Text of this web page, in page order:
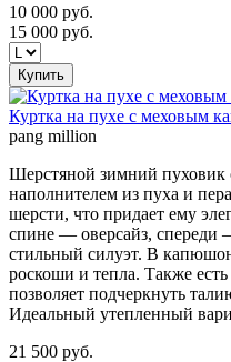
10 000 руб.
15 000 руб.
Купить
Куртка на пухе с меховым
pang million
Шерстяной зимний пуховик
наполнителем из пуха и
шерсти, что придает ему
спине — оверсайз, спереди
стильный силуэт. В
роскоши и тепла. Также есть
позволяет подчеркнуть
Идеальный утепленный
21 500 руб.